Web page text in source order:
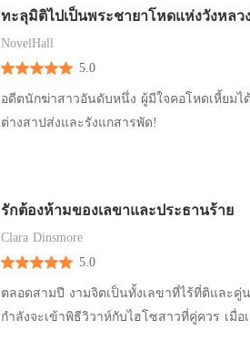
ทะลุมิติไปเป็นพระชายาโหดแห่งวังหลว
NovelHall
5.0
อดีตนักฆ่าสาวอันดับหนึ่ง ผู้มีใจคอโหดเหี้ยม
ต่างสาปส่งและรังแกสารพัด!
รักต้องห้ามของเลขาและประธานร้าย
Clara Dinsmore
5.0
ตลอดสามปี งามจิตเป็นทั้งเลขาที่ไร้ที่ติและ
กำลังจะเข้าพิธีวิวาห์กับไฮโซสาวที่คู่ควร เมื่อเธอตัดสินใจขอลาออกและไปดูตัวเพื่อเริ่มต้นชีวิตใหม่